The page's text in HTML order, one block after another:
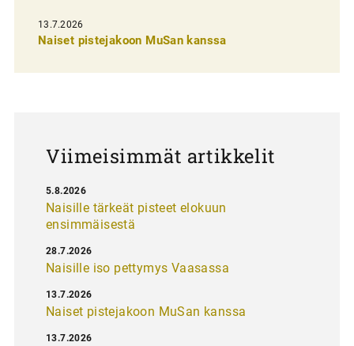
e
13.7.2026
Naiset pistejakoon MuSan kanssa
Viimeisimmät artikkelit
Naisille tärkeät pisteet elokuun
ensimmäisestä
5.8.2026
Naisille iso pettymys Vaasassa
28.7.2026
Naiset pistejakoon MuSan kanssa
13.7.2026
13.7.2026